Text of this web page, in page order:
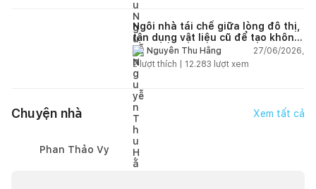
Ngôi nhà tái chế giữa lòng đô thị,
tận dụng vật liệu cũ để tạo không
gian sống linh hoạt
Nguyễn Thu Hằng
27/06/2026,
2lượt thích | 12.283 lượt xem
Chuyện nhà Xem tất cả
Phan Thảo Vy